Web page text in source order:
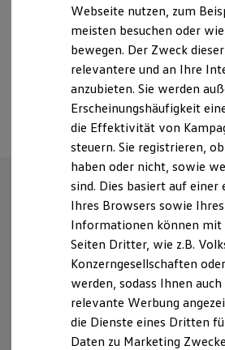
Laden
Laden unterwegs
Laden Zuhause
Ladestationen finden
Ladezeitensimulator
Batterie
Sicherheit
Garantie und
Nachhaltigkeit
Technologie
Kosten und Kauf
Verbrauchskosten
Kaufoptionen
E-Auto-Förderung
Software und Konnektivität
ID. Software
Digitale Extras
Schnittstellen zu
Hybridautos
Marke und Erlebnis
Volkswagen R und R
R-Modelle
info@auto-wulf.de
+49 4152 87780
Unsere Leistungen
Überblick
Gebrauchtwagen
Service
Webseite nutzen, zum
meisten besuchen oder
bewegen. Der Zweck
relevantere und an Ihre
anzubieten. Sie werden
Erscheinungshäufigkeit
die Effektivität von
steuern. Sie registrieren,
haben oder nicht, sowie
sind. Dies basiert auf
Ihres Browsers sowie
Informationen können mit
Seiten Dritter, wie z.B.
Konzerngesellschaften
werden, sodass Ihnen
relevante Werbung
die Dienste eines Dritten
Daten zu Marketing